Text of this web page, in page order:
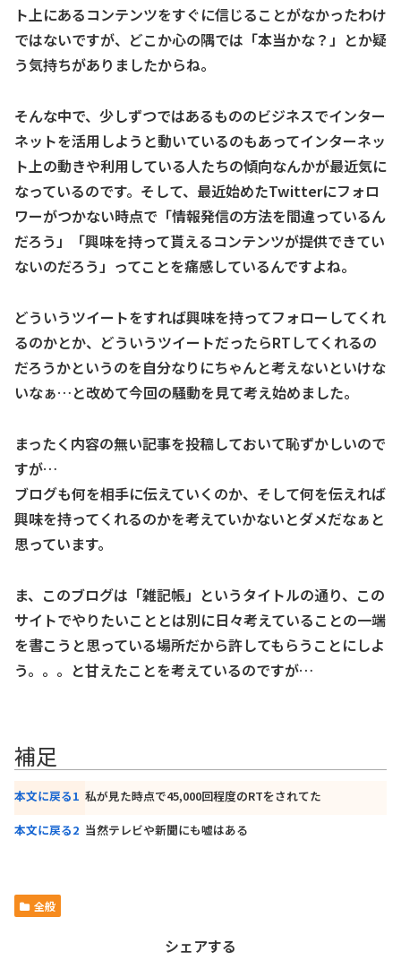
ト上にあるコンテンツをすぐに信じることがなかったわけ
ではないですが、どこか心の隅では「本当かな？」とか疑
う気持ちがありましたからね。
そんな中で、少しずつではあるもののビジネスでインター
ネットを活用しようと動いているのもあってインターネッ
ト上の動きや利用している人たちの傾向なんかが最近気に
なっているのです。そして、最近始めたTwitterにフォロ
ワーがつかない時点で「情報発信の方法を間違っているん
だろう」「興味を持って貰えるコンテンツが提供できてい
ないのだろう」ってことを痛感しているんですよね。
どういうツイートをすれば興味を持ってフォローしてくれ
るのかとか、どういうツイートだったらRTしてくれるの
だろうかというのを自分なりにちゃんと考えないといけな
いなぁ…と改めて今回の騒動を見て考え始めました。
まったく内容の無い記事を投稿しておいて恥ずかしいので
すが…
ブログも何を相手に伝えていくのか、そして何を伝えれば
興味を持ってくれるのかを考えていかないとダメだなぁと
思っています。
ま、このブログは「雑記帳」というタイトルの通り、この
サイトでやりたいこととは別に日々考えていることの一端
を書こうと思っている場所だから許してもらうことにしよ
う。。。と甘えたことを考えているのですが…
補足
補足
本文に戻る1 私が見た時点で45,000回程度のRTをされてた
本文に戻る2 当然テレビや新聞にも嘘はある
全般
シェアする